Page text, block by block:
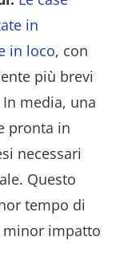
in
in loco, con
più brevi
media, una
pronta in
necessari
Questo
tempo di
minor impatto